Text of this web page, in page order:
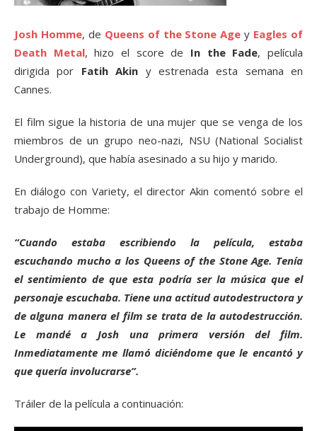
Josh Homme, de Queens of the Stone Age y Eagles of
Death Metal, hizo el score de In the Fade, película
dirigida por Fatih Akin y estrenada esta semana en
Cannes.
El film sigue la historia de una mujer que se venga de los
miembros de un grupo neo-nazi, NSU (National Socialist
Underground), que había asesinado a su hijo y marido.
En diálogo con Variety, el director Akin comentó sobre el
trabajo de Homme:
“Cuando estaba escribiendo la película, estaba
escuchando mucho a los Queens of the Stone Age. Tenía
el sentimiento de que esta podría ser la música que el
personaje escuchaba. Tiene una actitud autodestructora y
de alguna manera el film se trata de la autodestrucción.
Le mandé a Josh una primera versión del film.
Inmediatamente me llamó diciéndome que le encantó y
que quería involucrarse”.
Tráiler de la película a continuación: